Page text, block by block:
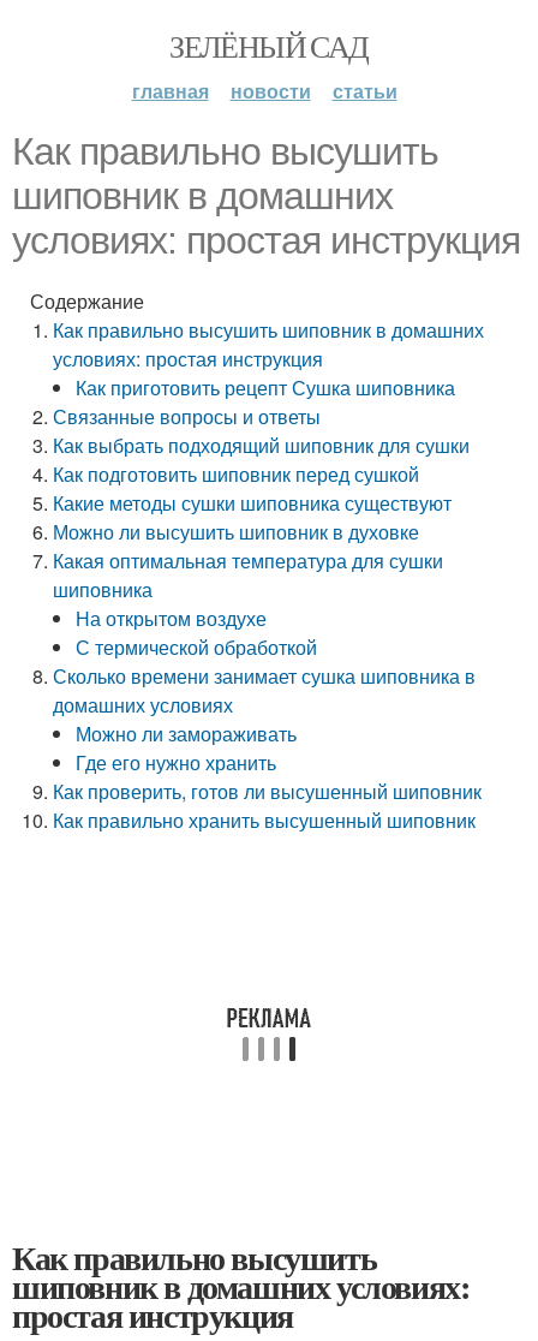
ЗЕЛЁНЫЙ САД
главная новости статьи
Как правильно высушить
шиповник в домашних
условиях: простая инструкция
Содержание
Как правильно высушить шиповник в домашних
условиях: простая инструкция
Как приготовить рецепт Сушка шиповника
Связанные вопросы и ответы
Как выбрать подходящий шиповник для сушки
Как подготовить шиповник перед сушкой
Какие методы сушки шиповника существуют
Можно ли высушить шиповник в духовке
Какая оптимальная температура для сушки
шиповника
На открытом воздухе
С термической обработкой
Сколько времени занимает сушка шиповника в
домашних условиях
Можно ли замораживать
Где его нужно хранить
Как проверить, готов ли высушенный шиповник
Как правильно хранить высушенный шиповник
Как правильно высушить
шиповник в домашних условиях:
простая инструкция